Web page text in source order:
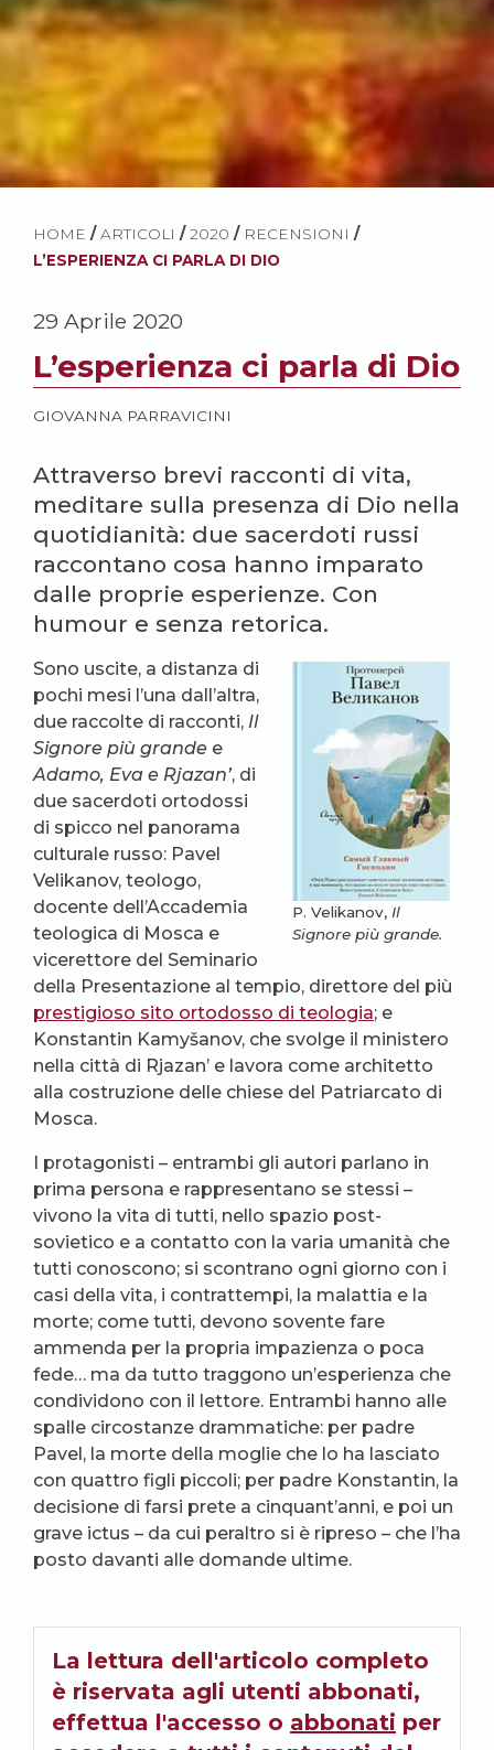
HOME / ARTICOLI / 2020 / RECENSIONI /
L’ESPERIENZA CI PARLA DI DIO
29 Aprile 2020
L’esperienza ci parla di Dio
GIOVANNA PARRAVICINI
Attraverso brevi racconti di vita,
meditare sulla presenza di Dio nella
quotidianità: due sacerdoti russi
raccontano cosa hanno imparato
dalle proprie esperienze. Con
humour e senza retorica.
P. Velikanov, Il
Signore più grande.
Sono uscite, a distanza di
pochi mesi l’una dall’altra,
due raccolte di racconti, Il
Signore più grande e
Adamo, Eva e Rjazan’, di
due sacerdoti ortodossi
di spicco nel panorama
culturale russo: Pavel
Velikanov, teologo,
docente dell’Accademia
teologica di Mosca e
vicerettore del Seminario
della Presentazione al tempio, direttore del più
prestigioso sito ortodosso di teologia; e
Konstantin Kamyšanov, che svolge il ministero
nella città di Rjazan’ e lavora come architetto
alla costruzione delle chiese del Patriarcato di
Mosca.
I protagonisti – entrambi gli autori parlano in
prima persona e rappresentano se stessi –
vivono la vita di tutti, nello spazio post-
sovietico e a contatto con la varia umanità che
tutti conoscono; si scontrano ogni giorno con i
casi della vita, i contrattempi, la malattia e la
morte; come tutti, devono sovente fare
ammenda per la propria impazienza o poca
fede… ma da tutto traggono un’esperienza che
condividono con il lettore. Entrambi hanno alle
spalle circostanze drammatiche: per padre
Pavel, la morte della moglie che lo ha lasciato
con quattro figli piccoli; per padre Konstantin, la
decisione di farsi prete a cinquant’anni, e poi un
grave ictus – da cui peraltro si è ripreso – che l’ha
posto davanti alle domande ultime.
La lettura dell'articolo completo
è riservata agli utenti abbonati,
effettua l'accesso o abbonati per